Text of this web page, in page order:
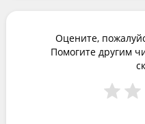
Оцените,
Помогите другим